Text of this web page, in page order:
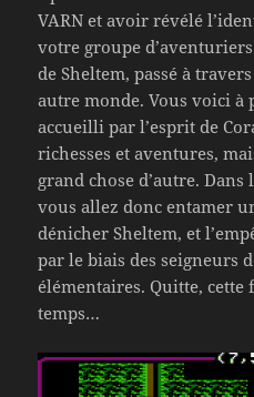
VARN et avoir révélé
votre groupe
de Sheltem, passé à
autre monde. Vous voici à
accueilli par l’esprit de
richesses et aventures,
grand chose d’autre.
vous allez donc entamer
dénicher Sheltem, et
par le biais des seigneurs
élémentaires. Quitte, cette
temps…